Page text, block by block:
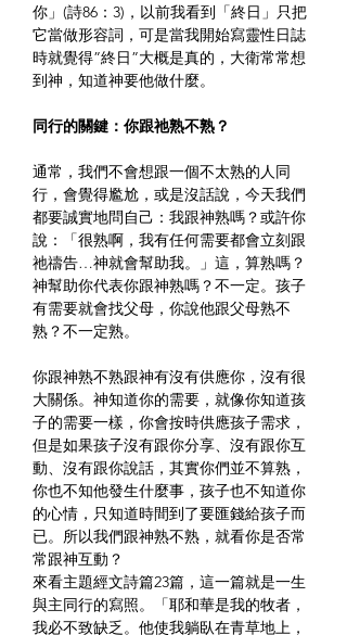
你」(詩86：3)，以前我看到「終日」只把
它當做形容詞，可是當我開始寫靈性日誌
時就覺得”終日”大概是真的，大衛常常想
到神，知道神要他做什麼。
同行的關鍵：你跟祂熟不熟？
通常，我們不會想跟一個不太熟的人同
行，會覺得尷尬，或是沒話說，今天我們
都要誠實地問自己：我跟神熟嗎？或許你
說：「很熟啊，我有任何需要都會立刻跟
祂禱告…神就會幫助我。」這，算熟嗎？
神幫助你代表你跟神熟嗎？不一定。孩子
有需要就會找父母，你說他跟父母熟不
熟？不一定熟。
你跟神熟不熟跟神有沒有供應你，沒有很
大關係。神知道你的需要，就像你知道孩
子的需要一樣，你會按時供應孩子需求，
但是如果孩子沒有跟你分享、沒有跟你互
動、沒有跟你說話，其實你們並不算熟，
你也不知他發生什麼事，孩子也不知道你
的心情，只知道時間到了要匯錢給孩子而
已。所以我們跟神熟不熟，就看你是否常
常跟神互動？
來看主題經文詩篇23篇，這一篇就是一生
與主同行的寫照。「耶和華是我的牧者，
我必不致缺乏。他使我躺臥在青草地上，